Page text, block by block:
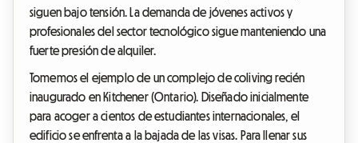
siguen bajo tensión. La demanda de jóvenes activos y
profesionales del sector tecnológico sigue manteniendo una
fuerte presión de alquiler.
Tomemos el ejemplo de un complejo de coliving recién
inaugurado en Kitchener (Ontario). Diseñado inicialmente
para acoger a cientos de estudiantes internacionales, el
edificio se enfrenta a la bajada de las visas. Para llenar sus